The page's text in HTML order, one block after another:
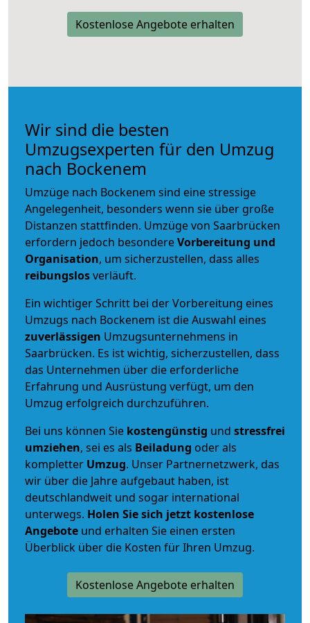
Kostenlose Angebote erhalten
Wir sind die besten
Umzugsexperten für den Umzug
nach Bockenem
Umzüge nach Bockenem sind eine stressige
Angelegenheit, besonders wenn sie über große
Distanzen stattfinden. Umzüge von Saarbrücken
erfordern jedoch besondereVorbereitung und
Organisation, um sicherzustellen, dass alles
reibungslosverläuft.
Ein wichtiger Schritt bei der Vorbereitung eines
Umzugs nach Bockenem ist die Auswahl eines
zuverlässigen Umzugsunternehmens in
Saarbrücken. Es ist wichtig, sicherzustellen, dass
das Unternehmen über die erforderliche
Erfahrung und Ausrüstung verfügt, um den
Umzug erfolgreich durchzuführen.
Bei uns können Sie kostengünstig und stressfrei
umziehen, sei es als Beiladung oder als
kompletter Umzug. Unser Partnernetzwerk, das
wir über die Jahre aufgebaut haben, ist
deutschlandweit und sogar international
unterwegs. Holen Sie sich jetzt kostenlose
Angebote und erhalten Sie einen ersten
Überblick über die Kosten für Ihren Umzug.
Kostenlose Angebote erhalten